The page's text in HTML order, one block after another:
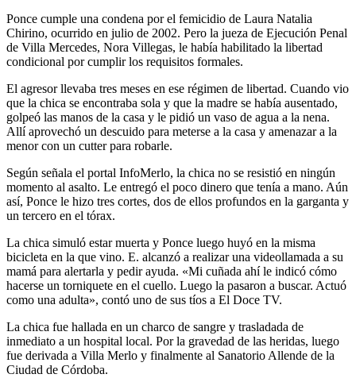
Ponce cumple una condena por el femicidio de Laura Natalia
Chirino, ocurrido en julio de 2002. Pero la jueza de Ejecución Penal
de Villa Mercedes, Nora Villegas, le había habilitado la libertad
condicional por cumplir los requisitos formales.
El agresor llevaba tres meses en ese régimen de libertad. Cuando vio
que la chica se encontraba sola y que la madre se había ausentado,
golpeó las manos de la casa y le pidió un vaso de agua a la nena.
Allí aprovechó un descuido para meterse a la casa y amenazar a la
menor con un cutter para robarle.
Según señala el portal InfoMerlo, la chica no se resistió en ningún
momento al asalto. Le entregó el poco dinero que tenía a mano. Aún
así, Ponce le hizo tres cortes, dos de ellos profundos en la garganta y
un tercero en el tórax.
La chica simuló estar muerta y Ponce luego huyó en la misma
bicicleta en la que vino. E. alcanzó a realizar una videollamada a su
mamá para alertarla y pedir ayuda. «Mi cuñada ahí le indicó cómo
hacerse un torniquete en el cuello. Luego la pasaron a buscar. Actuó
como una adulta», contó uno de sus tíos a El Doce TV.
La chica fue hallada en un charco de sangre y trasladada de
inmediato a un hospital local. Por la gravedad de las heridas, luego
fue derivada a Villa Merlo y finalmente al Sanatorio Allende de la
Ciudad de Córdoba.